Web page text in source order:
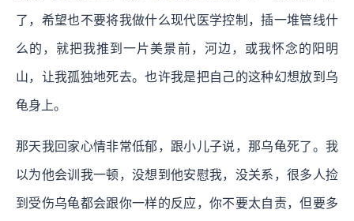
了，希望也不要将我做什么现代医学控制，插一堆管线什
么的，就把我推到一片美景前，河边，或我怀念的阳明
山，让我孤独地死去。也许我是把自己的这种幻想放到乌
龟身上。
那天我回家心情非常低郁，跟小儿子说，那乌龟死了。我
以为他会训我一顿，没想到他安慰我，没关系，很多人捡
到受伤乌龟都会跟你一样的反应，你不要太自责，但要多